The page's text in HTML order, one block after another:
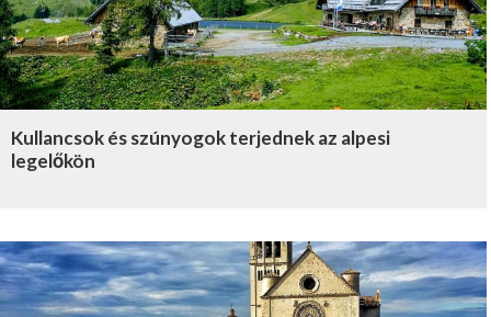
Kullancsok és szúnyogok terjednek az alpesi
legelőkön